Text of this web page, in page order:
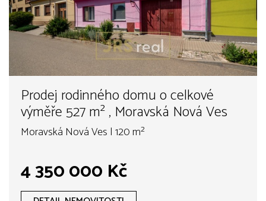
Prodej rodinného domu o celkové
výměře 527 m² , Moravská Nová Ves
Moravská Nová Ves | 120 m²
4 350 000 Kč